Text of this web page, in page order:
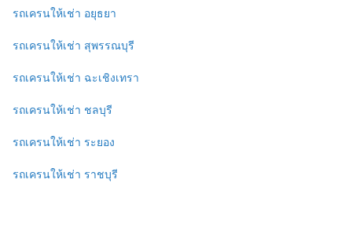
รถเครนให้เช่า อยุธยา
รถเครนให้เช่า สุพรรณบุรี
รถเครนให้เช่า ฉะเชิงเทรา
รถเครนให้เช่า ชลบุรี
รถเครนให้เช่า ระยอง
รถเครนให้เช่า ราชบุรี